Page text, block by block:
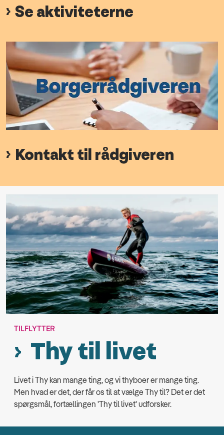
Se aktiviteterne
Kontakt til rådgiveren
TILFLYTTER
Thy til livet
Livet i Thy kan mange ting, og vi thyboer er mange ting.
Men hvad er det, der får os til at vælge Thy til? Det er det
spørgsmål, fortællingen 'Thy til livet' udforsker.